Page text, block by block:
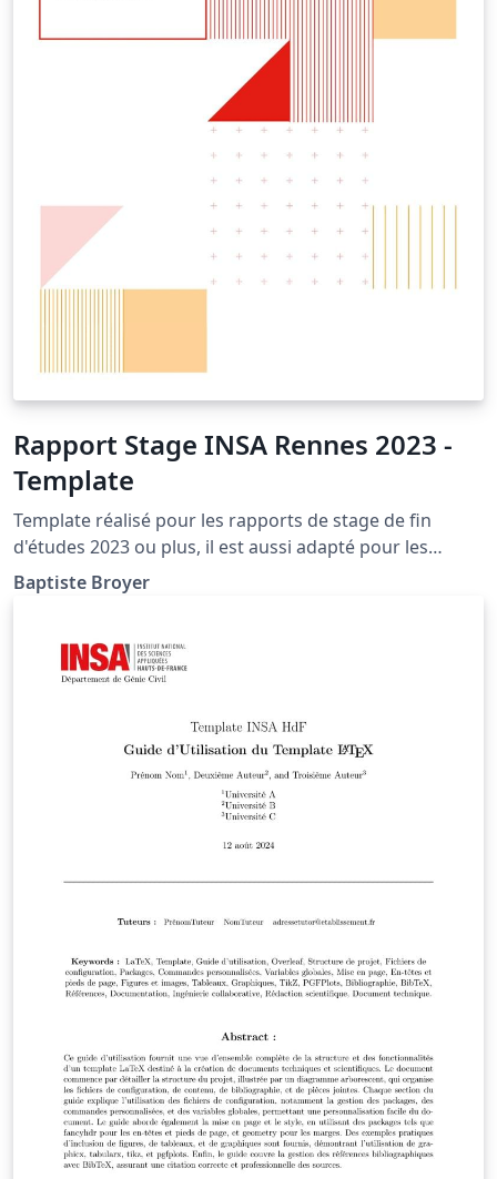
Rapport Stage INSA Rennes 2023 -
Template
Template réalisé pour les rapports de stage de fin
d'études 2023 ou plus, il est aussi adapté pour les
stages de cycle ingénieur. Les choix de mise en page
respectent les consignes données par le département
Baptiste Broyer